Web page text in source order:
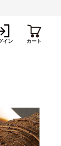
ステーキ
イン カート